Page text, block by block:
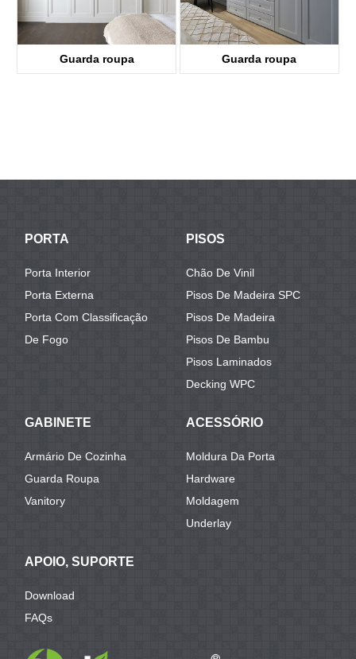
Guarda roupa Guarda roupa
PORTA
Porta Interior
Porta Externa
Porta Com Classificação
De Fogo
PISOS
Chão De Vinil
Pisos De Madeira SPC
Pisos De Madeira
Pisos De Bambu
Pisos Laminados
Decking WPC
GABINETE
Armário De Cozinha
Guarda Roupa
Vanitory
ACESSÓRIO
Moldura Da Porta
Hardware
Moldagem
Underlay
APOIO, SUPORTE
Download
FAQs